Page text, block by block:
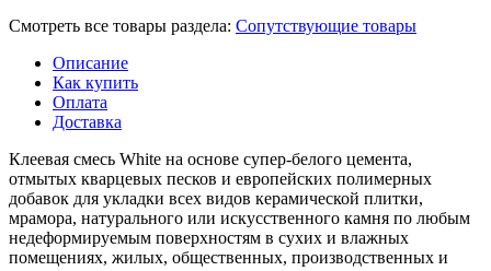
Смотреть все товары раздела: Сопутствующие товары
Описание
Как купить
Оплата
Доставка
Клеевая смесь White на основе супер-белого цемента,
отмытых кварцевых песков и европейских полимерных
добавок для укладки всех видов керамической плитки,
мрамора, натурального или искусственного камня по любым
недеформируемым поверхностям в сухих и влажных
помещениях, жилых, общественных, производственных и